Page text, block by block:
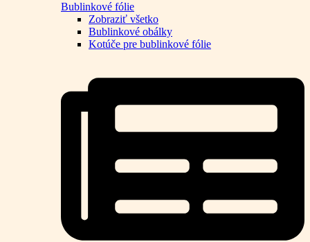
Bublinkové fólie
Zobraziť všetko
Bublinkové obálky
Kotúče pre bublinkové fólie